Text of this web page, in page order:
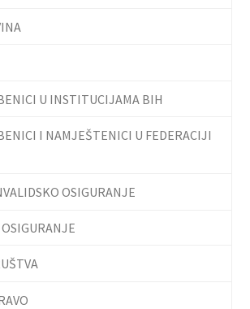
U INSTITUCIJAMA BIH
I NAMJEŠTENICI U FEDERACIJI
OSIGURANJE